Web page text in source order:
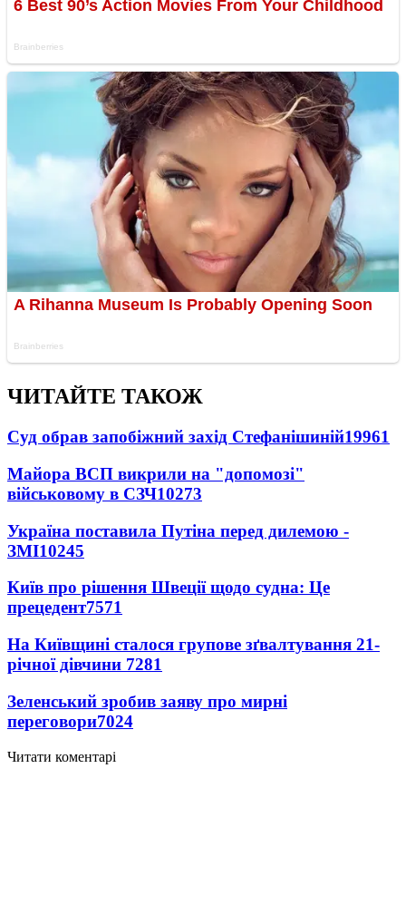
ЧИТАЙТЕ ТАКОЖ
Суд обрав запобіжний захід Стефанішиній19961
Майора ВСП викрили на "допомозі"
військовому в СЗЧ10273
Україна поставила Путіна перед дилемою -
ЗМІ10245
Київ про рішення Швеції щодо судна: Це
прецедент7571
На Київщині сталося групове зґвалтування 21-
річної дівчини 7281
Зеленський зробив заяву про мирні
переговори7024
Читати коментарі